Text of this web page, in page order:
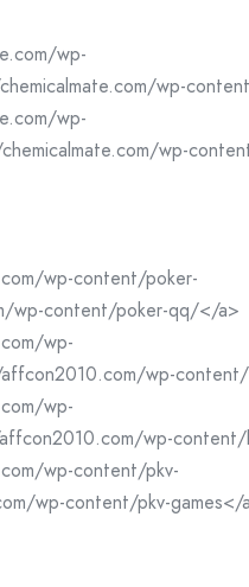
wp-
wp-
wp-
wp-
wp-content/poker-
wp-content/poker-qq/</a>
wp-
wp-
wp-
wp-
wp-content/pkv-
wp-content/pkv-games</